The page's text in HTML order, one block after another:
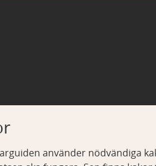
använder nödvändiga